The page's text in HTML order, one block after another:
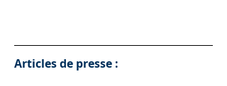
Articles de presse :